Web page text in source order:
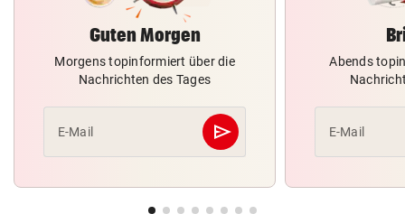
Guten Morgen
Morgens topinformiert über die
Nachrichten des Tages
E-Mail send
Abschicken
Abends
E-Mail